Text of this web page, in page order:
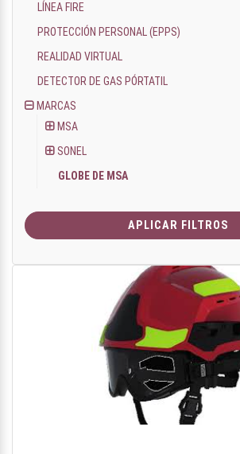
LÍNEA FIRE
PROTECCIÓN PERSONAL (EPPS)
REALIDAD VIRTUAL
DETECTOR DE GAS PÓRTATIL
MARCAS
MSA
SONEL
GLOBE DE MSA
APLICAR FILTROS